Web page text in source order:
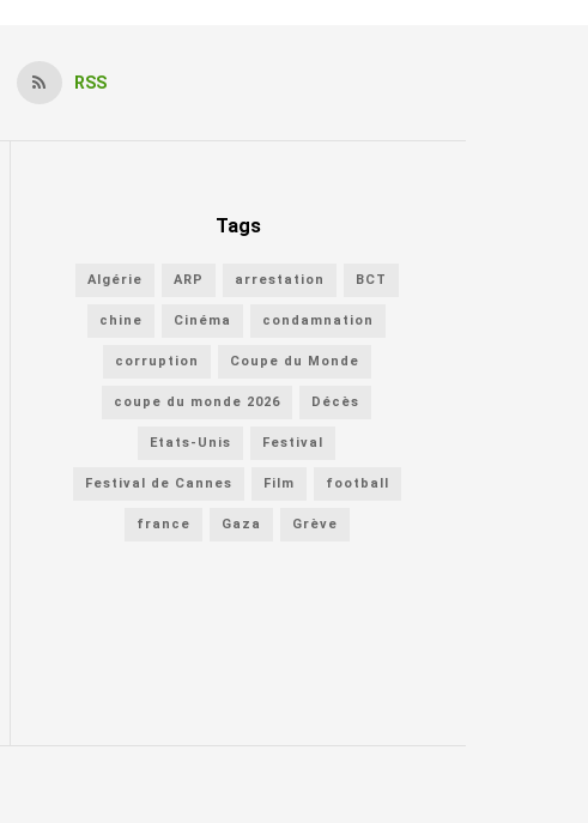
RSS
Tags
Algérie ARP arrestation BCT
chine Cinéma condamnation
corruption Coupe du Monde
coupe du monde 2026 Décès
Etats-Unis Festival
Festival de Cannes Film football
france Gaza Grève